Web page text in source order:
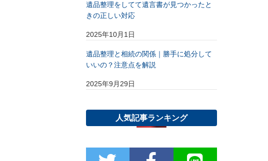
遺品整理をしてて遺言書が見つかったと
きの正しい対応
2025年10月1日
遺品整理と相続の関係｜勝手に処分して
いいの？注意点を解説
2025年9月29日
人気記事ランキング